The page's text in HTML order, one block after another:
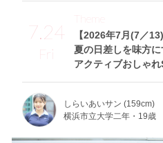
7.24
Fri
【2026年7月(7／13)
夏の日差しを味方に
アクティブおしゃ
Theme
しらいあいサン (159cm)
横浜市立大学二年・19歳